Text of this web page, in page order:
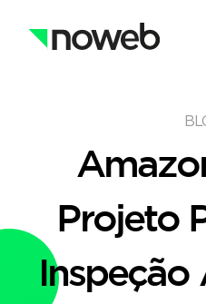
Projeto
Inspeção